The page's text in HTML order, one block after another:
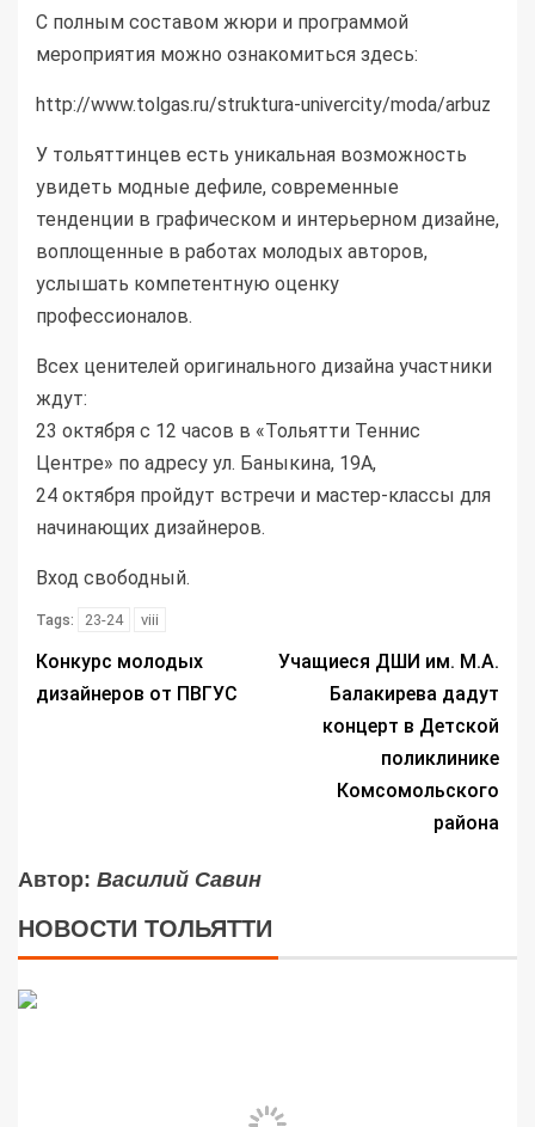
С полным составом жюри и программой
мероприятия можно ознакомиться здесь:
http://www.tolgas.ru/struktura-univercity/moda/arbuz
У тольяттинцев есть уникальная возможность
увидеть модные дефиле, современные
тенденции в графическом и интерьерном дизайне,
воплощенные в работах молодых авторов,
услышать компетентную оценку
профессионалов.
Всех ценителей оригинального дизайна участники
ждут:
23 октября с 12 часов в «Тольятти Теннис
Центре» по адресу ул. Баныкина, 19А,
24 октября пройдут встречи и мастер-классы для
начинающих дизайнеров.
Вход свободный.
Tags: 23-24 viii
Конкурс молодых
дизайнеров от ПВГУС
Учащиеся ДШИ им. М.А.
Балакирева дадут
концерт в Детской
поликлинике
Комсомольского
района
Автор: Василий Савин
НОВОСТИ ТОЛЬЯТТИ